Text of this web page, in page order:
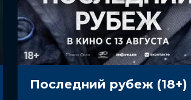
Последний рубеж (18+)